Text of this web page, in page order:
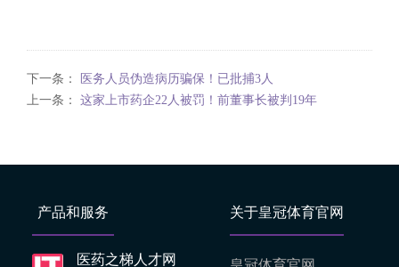
下一条：
医务人员伪造病历骗保！已批捕3人
上一条： 这家上市药企22人被罚！前董事长被判19年
产品和服务
医药之梯人才网
关于皇冠体育官网